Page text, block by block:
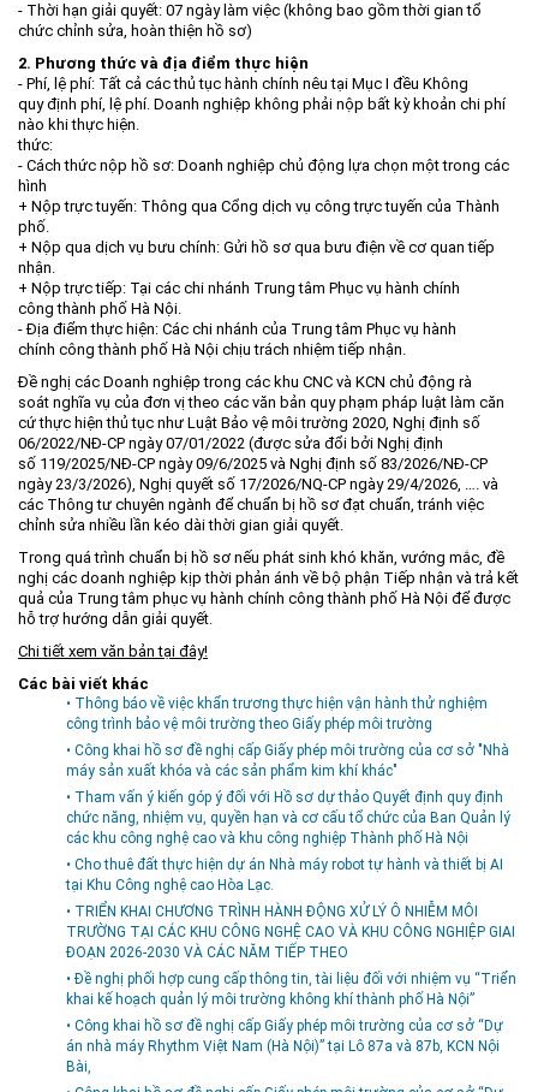
- Thời hạn giải quyết: 07 ngày làm việc (không bao gồm thời gian tổ
chức chỉnh sửa, hoàn thiện hồ sơ)
2. Phương thức và địa điểm thực hiện
- Phí, lệ phí: Tất cả các thủ tục hành chính nêu tại Mục I đều Không
quy định phí, lệ phí. Doanh nghiệp không phải nộp bất kỳ khoản chi phí
nào khi thực hiện.
thức:
- Cách thức nộp hồ sơ: Doanh nghiệp chủ động lựa chọn một trong các
hình
+ Nộp trực tuyến: Thông qua Cổng dịch vụ công trực tuyến của Thành
phố.
+ Nộp qua dịch vụ bưu chính: Gửi hồ sơ qua bưu điện về cơ quan tiếp
nhận.
+ Nộp trực tiếp: Tại các chi nhánh Trung tâm Phục vụ hành chính
công thành phố Hà Nội.
- Địa điểm thực hiện: Các chi nhánh của Trung tâm Phục vụ hành
chính công thành phố Hà Nội chịu trách nhiệm tiếp nhận.
Đề nghị các Doanh nghiệp trong các khu CNC và KCN chủ động rà
soát nghĩa vụ của đơn vị theo các văn bản quy phạm pháp luật làm căn
cứ thực hiện thủ tục như Luật Bảo vệ môi trường 2020, Nghị định số
06/2022/NĐ-CP ngày 07/01/2022 (được sửa đổi bởi Nghị định
số 119/2025/NĐ-CP ngày 09/6/2025 và Nghị định số 83/2026/NĐ-CP
ngày 23/3/2026), Nghị quyết số 17/2026/NQ-CP ngày 29/4/2026, …. và
các Thông tư chuyên ngành để chuẩn bị hồ sơ đạt chuẩn, tránh việc
chỉnh sửa nhiều lần kéo dài thời gian giải quyết.
Trong quá trình chuẩn bị hồ sơ nếu phát sinh khó khăn, vướng mắc, đề
nghị các doanh nghiệp kịp thời phản ánh về bộ phận Tiếp nhận và trả kết
quả của Trung tâm phục vụ hành chính công thành phố Hà Nội để được
hỗ trợ hướng dẫn giải quyết.
Chi tiết xem văn bản tại đây!
Các bài viết khác
• Thông báo về việc khẩn trương thực hiện vận hành thử nghiệm
công trình bảo vệ môi trường theo Giấy phép môi trường
• Công khai hồ sơ đề nghị cấp Giấy phép môi trường của cơ sở "Nhà
máy sản xuất khóa và các sản phẩm kim khí khác"
• Tham vấn ý kiến góp ý đối với Hồ sơ dự thảo Quyết định quy định
chức năng, nhiệm vụ, quyền hạn và cơ cấu tổ chức của Ban Quản lý
các khu công nghệ cao và khu công nghiệp Thành phố Hà Nội
• Cho thuê đất thực hiện dự án Nhà máy robot tự hành và thiết bị AI
tại Khu Công nghệ cao Hòa Lạc.
• TRIỂN KHAI CHƯƠNG TRÌNH HÀNH ĐỘNG XỬ LÝ Ô NHIỄM MÔI
TRƯỜNG TẠI CÁC KHU CÔNG NGHỆ CAO VÀ KHU CÔNG NGHIỆP GIAI
ĐOẠN 2026-2030 VÀ CÁC NĂM TIẾP THEO
• Đề nghị phối hợp cung cấp thông tin, tài liệu đối với nhiệm vụ “Triển
khai kế hoạch quản lý môi trường không khí thành phố Hà Nội”
• Công khai hồ sơ đề nghị cấp Giấy phép môi trường của cơ sở “Dự
án nhà máy Rhythm Việt Nam (Hà Nội)” tại Lô 87a và 87b, KCN Nội
Bài,